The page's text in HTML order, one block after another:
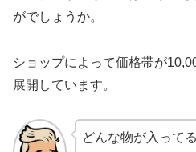
がでしょうか。
ショップによって価格帯が
展開しています。
どんな物が入って